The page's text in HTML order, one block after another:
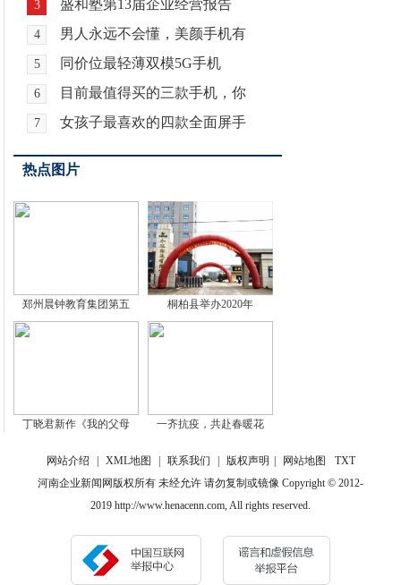
3 盛和塾第13届企业经营报告
4 男人永远不会懂，美颜手机有
5 同价位最轻薄双模5G手机
6 目前最值得买的三款手机，你
7 女孩子最喜欢的四款全面屏手
热点图片
郑州晨钟教育集团第五 桐柏县举办2020年
丁晓君新作《我的父母 一齐抗疫，共赴春暖花
网站介绍 XML地图 联系我们 版权声明 网站地图
TXT
河南企业新闻网版权所有 未经允许 请勿复制或镜像 Copyright © 2012-
2019 http://www.henacenn.com, All rights reserved.